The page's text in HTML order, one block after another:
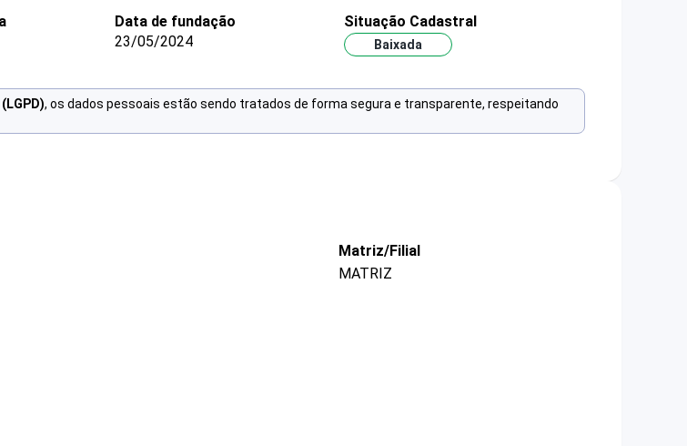
Data de fundação
23/05/2024
Situação Cadastral
Baixada
, os dados pessoais estão sendo tratados de forma segura e transparente, respeitando
Matriz/Filial
MATRIZ